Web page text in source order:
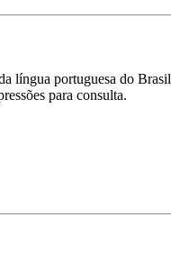
língua portuguesa do Brasil
para consulta.